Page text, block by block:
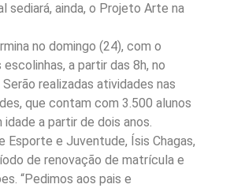
sediará, ainda, o Projeto Arte na
no domingo (24), com o
a partir das 8h, no
realizadas atividades nas
que contam com 3.500 alunos
a partir de dois anos.
Esporte e Juventude, Ísis Chagas,
de renovação de matrícula e
“Pedimos aos pais e